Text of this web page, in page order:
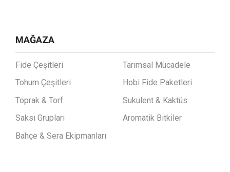
MAĞAZA
Fide Çeşitleri
Tohum Çeşitleri
Toprak & Torf
Saksı Grupları
Bahçe & Sera Ekipmanları
Tarımsal Mücadele
Hobi Fide Paketleri
Sukulent & Kaktüs
Aromatik Bitkiler